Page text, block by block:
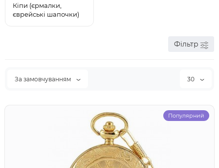
Кіпи (єрмалки,
єврейські шапочки)
Фільтр
За замовчуванням 30
Популярний